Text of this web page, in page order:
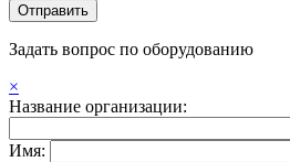
Задать вопрос по оборудованию
×
Название организации:
Имя: